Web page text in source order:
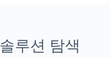
루션 탐색